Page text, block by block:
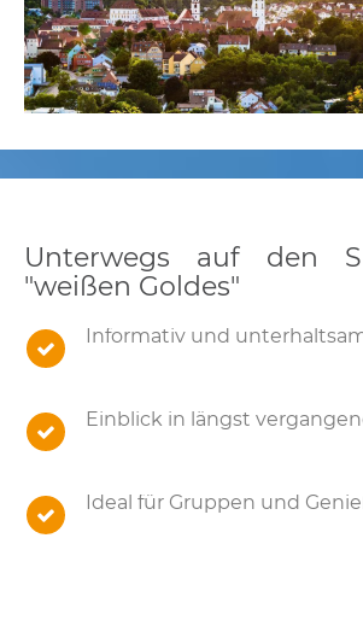
Unterwegs auf den
"weißen Goldes"
Informativ und
Einblick in längst
Ideal für Gruppen und